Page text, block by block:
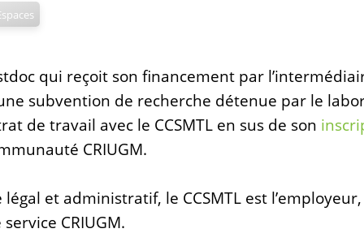
qui reçoit son financement par
subvention de recherche détenue par le
de travail avec le CCSMTL en sus de son
CRIUGM.
légal et administratif, le CCSMTL est
CRIUGM.